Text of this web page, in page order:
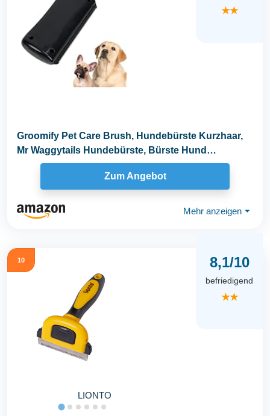
★★
Groomify Pet Care Brush, Hundebürste Kurzhaar,
Mr Waggytails Hundebürste, Bürste Hund
Kurzhaar...
Zum Angebot
Mehr anzeigen ⏷
10
LIONTO
8,1/10
befriedigend
★★